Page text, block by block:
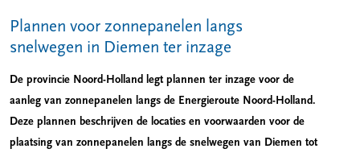
Plannen voor zonnepanelen langs
snelwegen in Diemen ter inzage
De provincie Noord-Holland legt plannen ter inzage voor de
aanleg van zonnepanelen langs de Energieroute Noord-Holland.
Deze plannen beschrijven de locaties en voorwaarden voor de
plaatsing van zonnepanelen langs de snelwegen van Diemen tot